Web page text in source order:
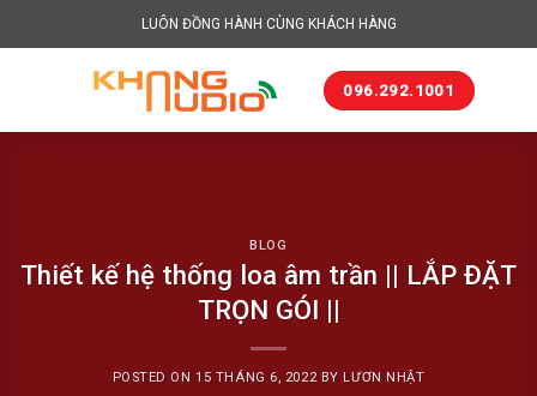
to
LUÔN ĐỒNG HÀNH CÙNG KHÁCH HÀNG
096.292.1001
BLOG
Thiết kế hệ thống loa âm trần || LẮP ĐẶT
TRỌN GÓI ||
POSTED ON15 THÁNG 6, 2022BY LƯƠN NHẬT